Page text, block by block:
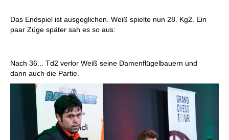
Das Endspiel ist ausgeglichen. Weiß spielte nun 28. Kg2. Ein
paar Züge später sah es so aus:
Nach 36... Td2 verlor Weiß seine Damenflügelbauern und
dann auch die Partie.